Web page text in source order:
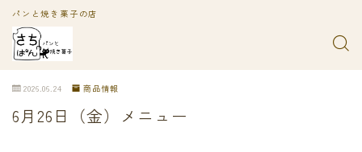
パンと焼き菓子の店
2026.06.24 商品情報
6月26日（金）メニュー